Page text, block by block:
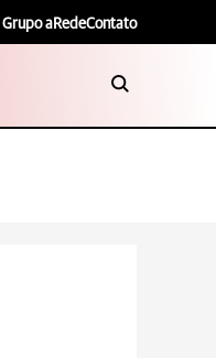
Grupo aRedeContato